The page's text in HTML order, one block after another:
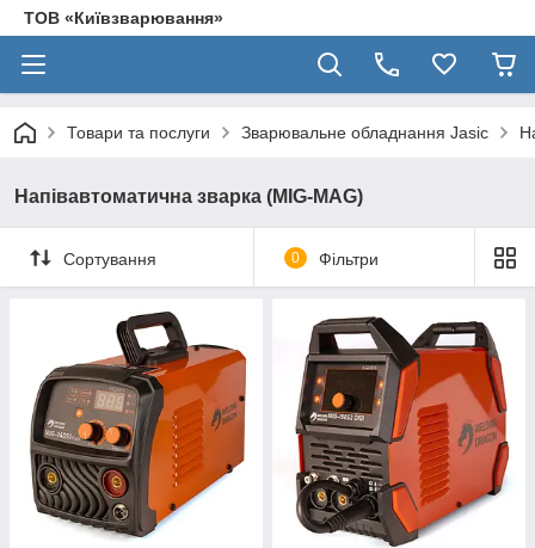
ТОВ «Київзварювання»
Товари та послуги Зварювальне обладнання Jasic
Напівавтоматична зварка (MIG-MAG)
Сортування 0 Фільтри